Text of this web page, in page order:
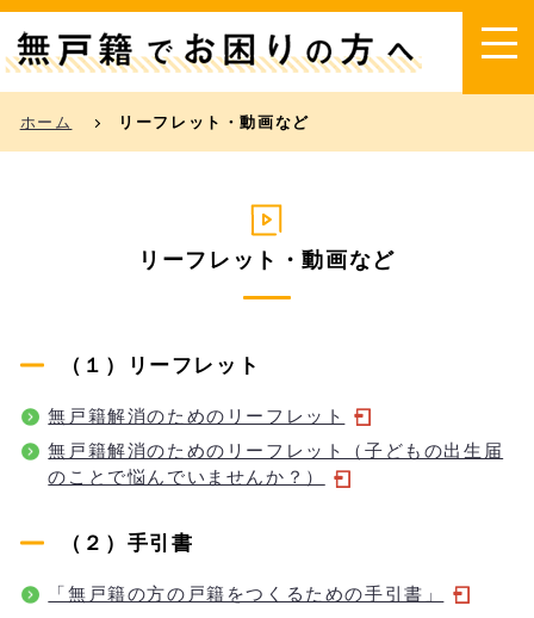
本文へ移動
ホーム リーフレット・動画など
リーフレット・動画など
（１）リーフレット
無戸籍解消のためのリーフレット
無戸籍解消のためのリーフレット（子どもの出生届
のことで悩んでいませんか？）
（２）手引書
「無戸籍の方の戸籍をつくるための手引書」